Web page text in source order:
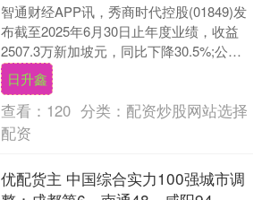
智通财经APP讯，秀商时代控股(01849)发
布截至2025年6月30日止年度业绩，收益
2507.3万新加坡元，同比下降30.5%;公司
拥有人 应占亏损299.....
日升鑫
查看： 120 分类： 配资炒股网站选择
配资
优配货主 中国综合实力100强城市调